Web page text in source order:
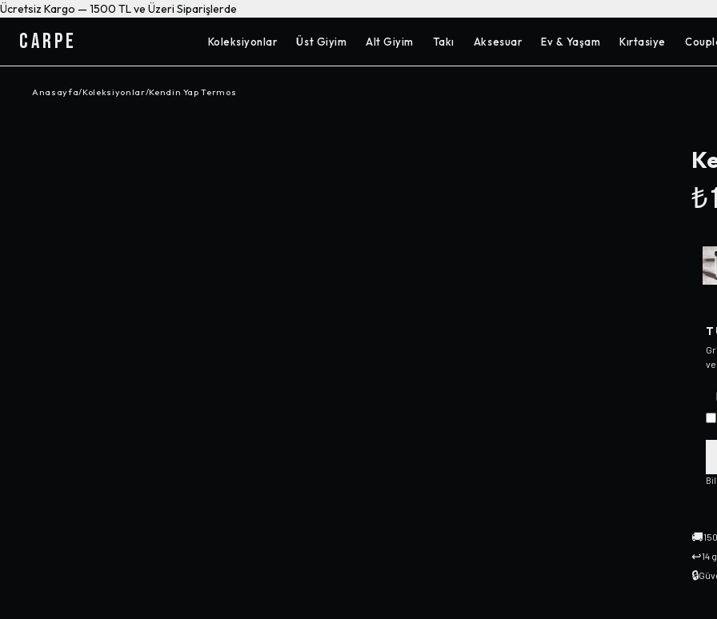
Ücretsiz Kargo — 1500 TL ve Üzeri Siparişlerde
CARPE Koleksiyonlar Üst Giyim Alt Giyim Takı Aksesuar Ev & Yaşam Kırtasiye
Anasayfa/Koleksiyonlar/Kendin Yap Termos
Gri
🚚
↩14
🔒